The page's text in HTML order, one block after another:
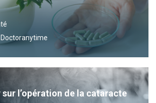
l’opération de la cataracte